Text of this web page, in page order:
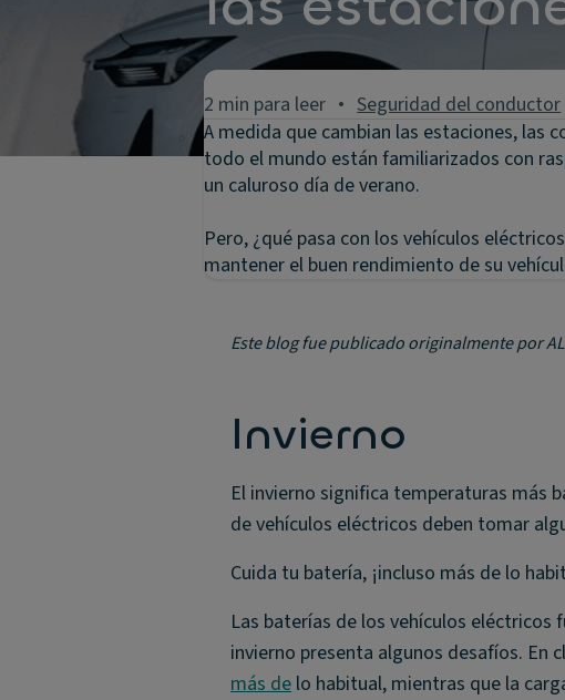
2 min para leer
Seguridad del conductor
A medida que cambian las estaciones, las
todo el mundo están familiarizados con
un caluroso día de verano.
Pero, ¿qué pasa con los vehículos
mantener el buen rendimiento de su
Este blog fue publicado originalmente por
Invierno
El invierno significa temperaturas más
de vehículos eléctricos deben tomar
Cuida tu batería, ¡incluso más de lo
Las baterías de los vehículos
invierno presenta algunos desafíos. En
más de lo habitual, mientras que la